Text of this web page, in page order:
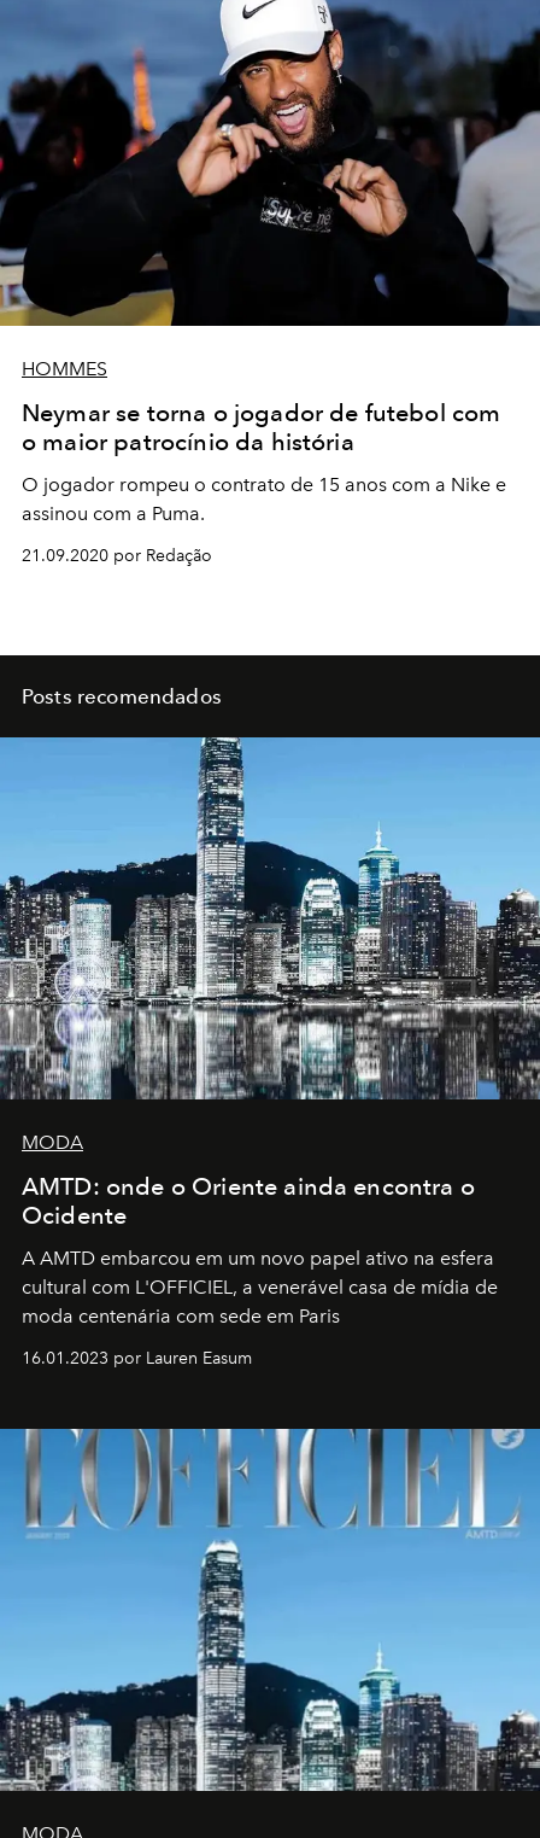
HOMMES
Neymar se torna o jogador de futebol com
o maior patrocínio da história
O jogador rompeu o contrato de 15 anos com a Nike e
assinou com a Puma.
21.09.2020 por Redação
Posts recomendados
MODA
AMTD: onde o Oriente ainda encontra o
Ocidente
A AMTD embarcou em um novo papel ativo na esfera
cultural com L'OFFICIEL, a venerável casa de mídia de
moda centenária com sede em Paris
16.01.2023 por Lauren Easum